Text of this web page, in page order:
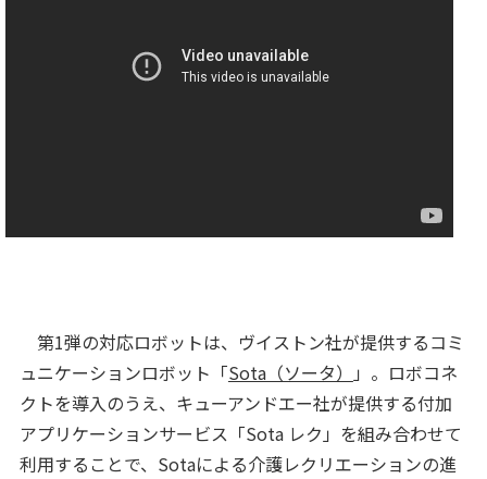
第1弾の対応ロボットは、ヴイストン社が提供するコミ
ュニケーションロボット「Sota（ソータ）
」。ロボコネ
クトを導入のうえ、キューアンドエー社が提供する付加
アプリケーションサービス「Sota レク」を組み合わせて
利用することで、Sotaによる介護レクリエーションの進